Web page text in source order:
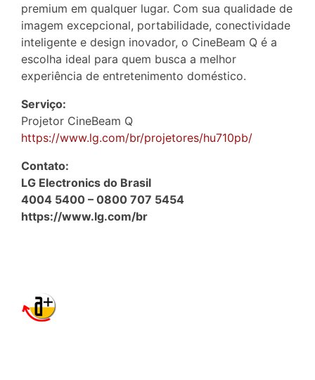
premium em qualquer lugar. Com sua qualidade de
imagem excepcional, portabilidade, conectividade
inteligente e design inovador, o CineBeam Q é a
escolha ideal para quem busca a melhor
experiência de entretenimento doméstico.
Serviço:
Projetor CineBeam Q
https://www.lg.com/br/projetores/hu710pb/
Contato:
LG Electronics do Brasil
4004 5400 – 0800 707 5454
https://www.lg.com/br